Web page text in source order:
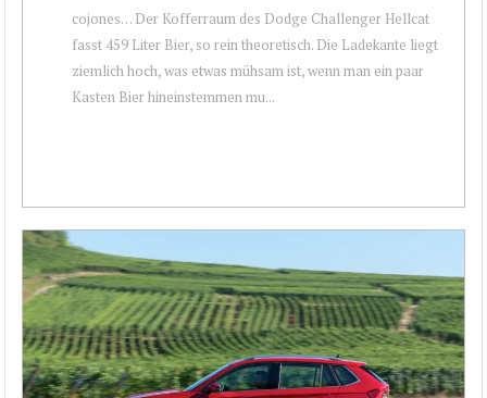
cojones… Der Kofferraum des Dodge Challenger Hellcat
fasst 459 Liter Bier, so rein theoretisch. Die Ladekante liegt
ziemlich hoch, was etwas mühsam ist, wenn man ein paar
Kasten Bier hineinstemmen mu...